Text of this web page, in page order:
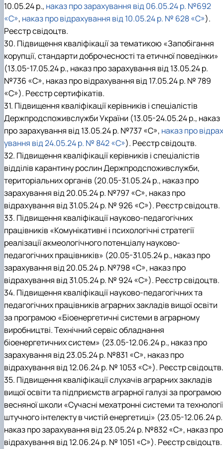
10.05.24 р., наказ про зарахування від 06.05.24 р. №692
«С», наказ про відрахування від 10.05.24 р. № 628 «С»).
Реєстр свідоцтв.
30. Підвищення кваліфікації за тематикою «Запобігання
корупції, стандарти доброчесності та етичної поведінки»
(13.05-17.05.24 р., наказ про зарахування від 13.05.24 р.
№736 «С», наказ про відрахування від 17.05.24 р. № 789
«С»). Реєстр сертифікатів.
31. Підвищення кваліфікації керівників і спеціалістів
Держпродспоживслужби України (13.05-24.05.24 р., наказ
про зарахування від 13.05.24 р. №737 «С», наказ про відрах
ування від 24.05.24 р. № 842 «С»). Реєстр свідоцтв.
32. Підвищення кваліфікації керівників і спеціалістів
відділів карантину рослин Держпродспоживслужби,
територіальних органів (20.05-31.05.24 р., наказ про
зарахування від 20.05.24 р. №797 «С», наказ про
відрахування від 31.05.24 р. № 926 «С»). Реєстр свідоцтв.
33. Підвищення кваліфікації науково-педагогічних
працівників «Комунікативні і психологічні стратегії
реалізації акмеологічного потенціалу науково-
педагогічних працівників» (20.05-31.05.24 р., наказ про
зарахування від 20.05.24 р. №798 «С», наказ про
відрахування від 31.05.24 р. № 924 «С»). Реєстр свідоцтв.
34. Підвищення кваліфікації науково-педагогічних та
педагогічних працівників аграрних закладів вищої освіти
за програмою «Біоенергетичні системи в аграрному
виробництві. Технічний сервіс обладнання
біоенергетичних систем» (23.05-12.06.24 р., наказ про
зарахування від 23.05.24 р. №831 «С», наказ про
відрахування від 12.06.24 р. № 1053 «С»). Реєстр свідоцтв.
35. Підвищення кваліфікації слухачів аграрних закладів
вищої освіти та підприємств аграрної галузі за програмою
весняної школи «Сучасні мехатронні системи та
штучного інтелекту в чистій енергетиці» (23.05-12.06.24
наказ про зарахування від 23.05.24 р. №832 «С», наказ про
відрахування від 12.06.24 р. № 1051 «С»). Реєстр свідоцтв.